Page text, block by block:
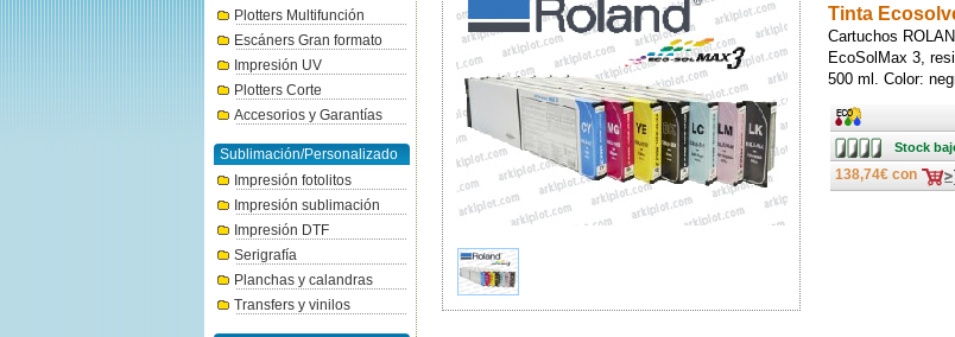
Plotters Multifunción
Escáners Gran formato
Impresión UV
Plotters Corte
Accesorios y Garantías
Sublimación/Personalizado
Impresión fotolitos
Impresión sublimación
Impresión DTF
Serigrafía
Planchas y calandras
Transfers y vinilos
Tinta
Cartuchos
EcoSolMax 3,
500 ml. Color:
Ancho
Stock
bajo
pedido
Stock
138,74€ con